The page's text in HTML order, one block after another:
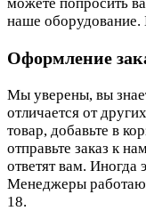
наше оборудование.
Оформление
Мы уверены, вы
отличается от
товар, добавьте в
отправьте заказ к
ответят вам. Иногда
Менеджеры
18.